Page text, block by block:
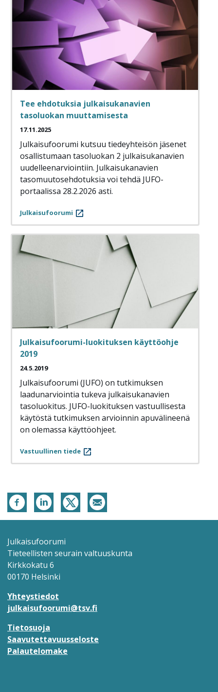
Tee ehdotuksia julkaisukanavien
tasoluokan muuttamisesta
17.11.2025
Julkaisufoorumi kutsuu tiedeyhteisön jäsenet
osallistumaan tasoluokan 2 julkaisukanavien
uudelleenarviointiin. Julkaisukanavien
tasomuutosehdotuksia voi tehdä JUFO-
portaalissa 28.2.2026 asti.
Julkaisufoorumi
Julkaisufoorumi-luokituksen käyttöohje
2019
24.5.2019
Julkaisufoorumi (JUFO) on tutkimuksen
laadunarviointia tukeva julkaisukanavien
tasoluokitus. JUFO-luokituksen vastuullisesta
käytöstä tutkimuksen arvioinnin apuvälineenä
on olemassa käyttöohjeet.
Vastuullinen tiede
Julkaisufoorumi
Tieteellisten seurain valtuuskunta
Kirkkokatu 6
00170 Helsinki
Yhteystiedot
julkaisufoorumi@tsv.fi
Tietosuoja
Saavutettavuusseloste
Palautelomake